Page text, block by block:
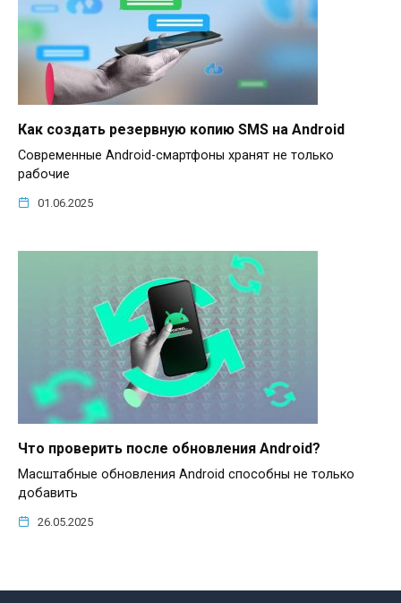
Как создать резервную копию SMS на Android
Современные Android-смартфоны хранят не только
рабочие
01.06.2025
Что проверить после обновления Android?
Масштабные обновления Android способны не только
добавить
26.05.2025